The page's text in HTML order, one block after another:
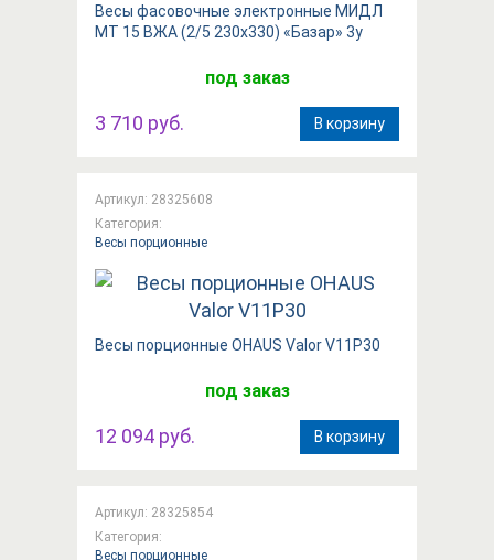
Весы фасовочные электронные МИДЛ
МТ 15 ВЖА (2/5 230х330) «Базар» 3у
под заказ
3 710 руб. В корзину
Артикул: 28325608
Категория:
Весы порционные
Весы порционные OHAUS Valor V11P30
под заказ
12 094 руб. В корзину
Артикул: 28325854
Категория:
Весы порционные